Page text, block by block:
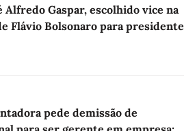
Alfredo Gaspar, escolhido vice na
Flávio Bolsonaro para presidente
pede demissão de